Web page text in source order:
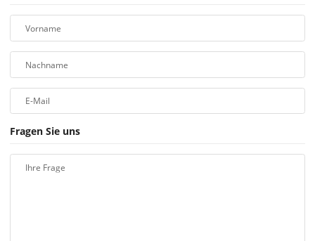
Vorname
Nachname
E-Mail
Fragen Sie uns
Ihre Frage